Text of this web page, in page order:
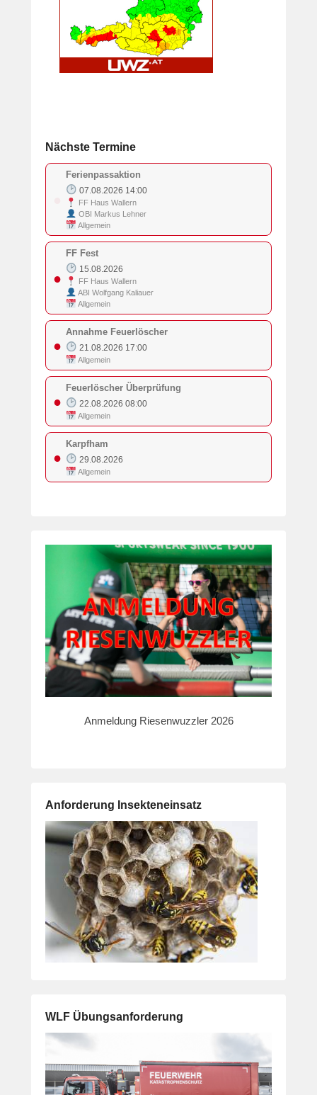
Nächste Termine
Ferienpassaktion
07.08.2026 14:00
FF Haus Wallern
OBI Markus Lehner
Allgemein
●
FF Fest
15.08.2026
FF Haus Wallern
ABI Wolfgang Kaliauer
Allgemein
●
Annahme Feuerlöscher
21.08.2026 17:00
Allgemein
●
Feuerlöscher Überprüfung
22.08.2026 08:00
Allgemein
●
Karpfham
29.08.2026
Allgemein
Anmeldung Riesenwuzzler 2026
Anforderung Insekteneinsatz
WLF Übungsanforderung